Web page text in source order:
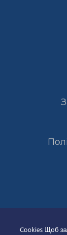
Cookies Щоб